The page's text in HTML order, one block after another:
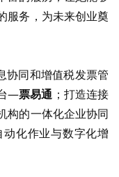
服务，为未来创业奠
协同和增值税发票管
—票易通 ；打造连接
构的一体化企业协同
化作业与数字化增